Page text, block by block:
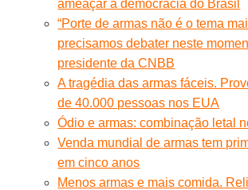
ameaçar a democracia do Brasil
“Porte de armas não é o tema
precisamos debater neste
presidente da CNBB
A tragédia das armas fáceis.
de 40.000 pessoas nos EUA
Ódio e armas: combinação letal
Venda mundial de armas tem
em cinco anos
Menos armas e mais comida.